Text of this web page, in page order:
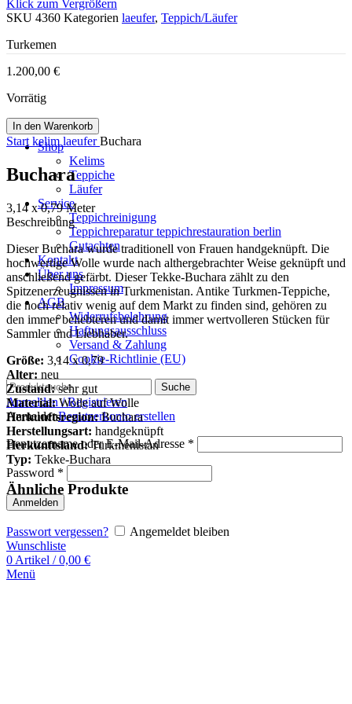
Shop
Kelims
Teppiche
Läufer
Service
Teppichreinigung
Teppichreparatur teppichrestauration berlin
Gutachten
Kontakt
Über uns
Impressum
AGB
Widerrufsbelehrung
Haftungsausschluss
Versand & Zahlung
Cookie-Richtlinie (EU)
Suche
Anmelden / Registrieren
AnmeldenBenutzerkonto erstellen
Benutzername oder E-Mail-Adresse *
Password *
Anmelden
Passwort vergessen?
Angemeldet bleiben
Wunschliste
0 Artikel / 0,00 €
Menü
Klick zum Vergrößern
SKU 4360 Kategorien laeufer, Teppich/Läufer
Turkemen
1.200,00 €
Vorrätig
In den Warenkorb
Start kelim laeuferBuchara
Buchara
3,14 x 0,79 Meter
Beschreibung
Dieser Buchara wurde traditionell von Frauen handgeknüpft. Die
hochwertige Wolle wurde nach althergebrachter Weise geknüpft und
anschließend gefärbt. Dieser Tekke-Buchara zählt zu den
Spitzenerzeugnissen in Turkmenistan. Antike Turkmen-Teppiche,
die noch relativ wenig auf dem Markt zu finden sind, gehören zu
den immer beliebteren und damit immer wertvolleren Stücken für
Sammler und Liebhaber.
Größe: 3,14 x 0,79
Alter: neu
Zustand:sehr gut
Material:Wolle auf Wolle
Herkunftsregion:Buchara
Herstellungsart: handgeknüpft
Herkunftsland:Turkmenistan
Typ: Tekke-Buchara
Ähnliche Produkte